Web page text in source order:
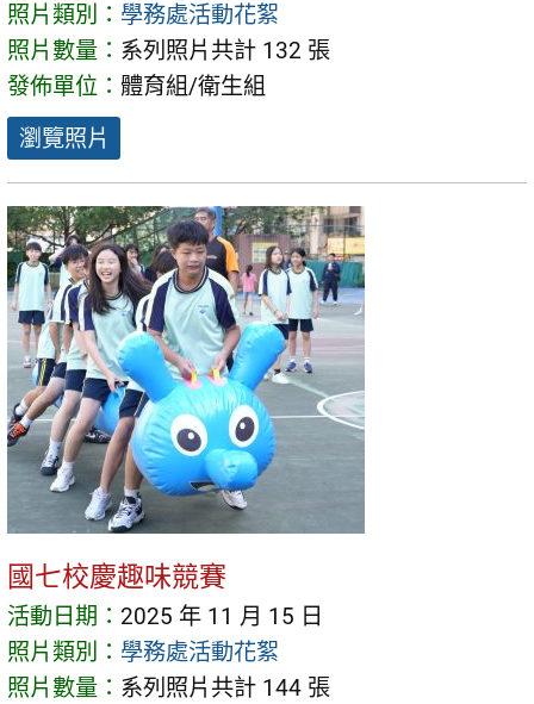
照片類別： 學務處活動花絮
照片數量： 系列照片共計 132 張
發佈單位： 體育組/衛生組
瀏覽照片
國七校慶趣味競賽
活動日期： 2025 年 11 月 15 日
照片類別： 學務處活動花絮
照片數量： 系列照片共計 144 張